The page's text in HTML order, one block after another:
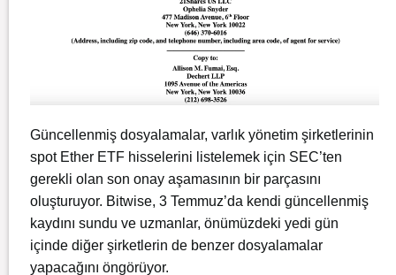
Güncellenmiş dosyalamalar, varlık yönetim şirketlerinin
spot Ether ETF hisselerini listelemek için SEC’ten
gerekli olan son onay aşamasının bir parçasını
oluşturuyor. Bitwise, 3 Temmuz’da kendi güncellenmiş
kaydını sundu ve uzmanlar, önümüzdeki yedi gün
içinde diğer şirketlerin de benzer dosyalamalar
yapacağını öngörüyor.